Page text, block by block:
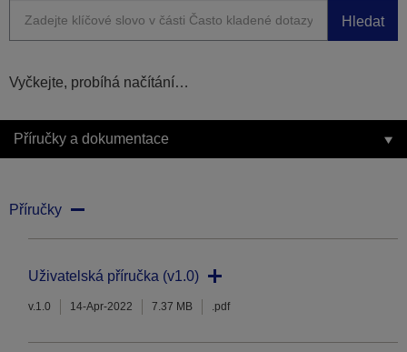
Hledat
Vyčkejte, probíhá načítání…
Příručky a dokumentace
Příručky
Uživatelská příručka (v1.0)
v.1.0 14-Apr-2022 7.37 MB .pdf